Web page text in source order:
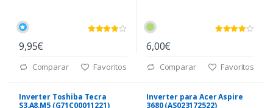
9,95€
Comparar Favoritos
6,00€
Comparar Favoritos
Inverter Toshiba Tecra
S3,A8,M5 (G71C00011221)
Inverter para Acer Aspire
3680 (AS023172522)